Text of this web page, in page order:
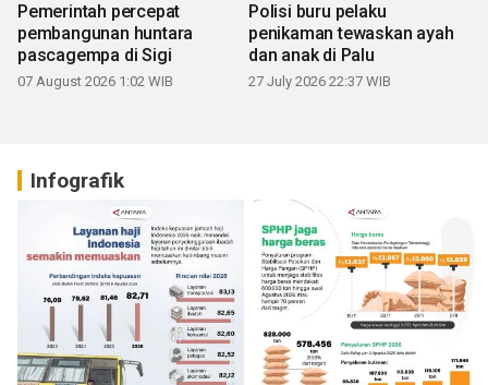
Pemerintah percepat
pembangunan huntara
pascagempa di Sigi
07 August 2026 1:02 WIB
Polisi buru pelaku
penikaman tewaskan ayah
dan anak di Palu
27 July 2026 22:37 WIB
Infografik